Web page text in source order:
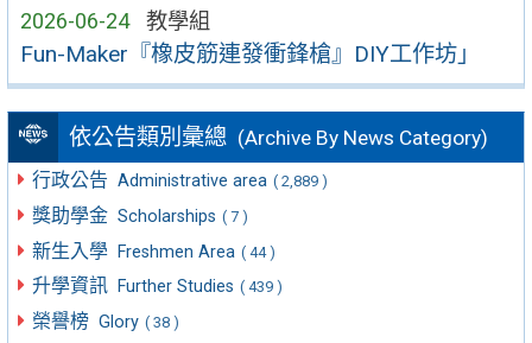
2026-06-24 教學組
Fun-Maker『橡皮筋連發衝鋒槍』DIY工作坊」
依公告類別彙總 (Archive By News Category)
行政公告 Administrative area ( 2,889 )
獎助學金 Scholarships ( 7 )
新生入學 Freshmen Area ( 44 )
升學資訊 Further Studies ( 439 )
榮譽榜 Glory ( 38 )